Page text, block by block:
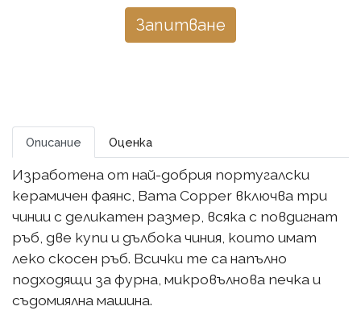
Запитване
Описание Оценка
Изработена от най-добрия португалски
керамичен фаянс, Bama Copper включва три
чинии с деликатен размер, всяка с повдигнат
ръб, две купи и дълбока чиния, които имат
леко скосен ръб. Всички те са напълно
подходящи за фурна, микровълнова печка и
съдомиялна машина.